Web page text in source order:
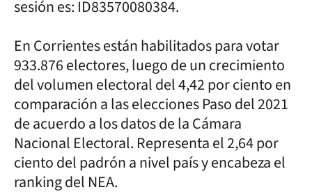
sesión es: ID83570080384.
En Corrientes están habilitados para votar
933.876 electores, luego de un crecimiento
del volumen electoral del 4,42 por ciento en
comparación a las elecciones Paso del 2021
de acuerdo a los datos de la Cámara
Nacional Electoral. Representa el 2,64 por
ciento del padrón a nivel país y encabeza el
ranking del NEA.